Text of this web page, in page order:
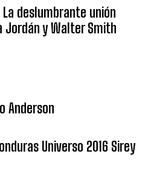
deslumbrante unión
Jordán y Walter Smith
Anderson
Universo 2016 Sirey